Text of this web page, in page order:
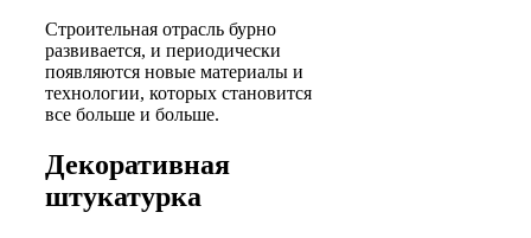
Строительная отрасль бурно
развивается, и периодически
появляются новые материалы и
технологии, которых становится
все больше и больше.
Декоративная
штукатурка